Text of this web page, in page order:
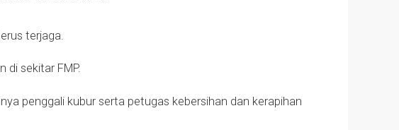
terjaga.
di sekitar FMP.
penggali kubur serta petugas kebersihan dan kerapihan